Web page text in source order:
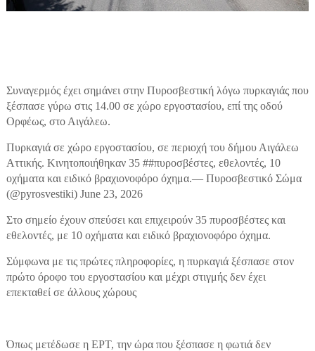
Συναγερμός έχει σημάνει στην Πυροσβεστική λόγω πυρκαγιάς που
ξέσπασε γύρω στις 14.00 σε χώρο εργοστασίου, επί της οδού
Ορφέως, στο Αιγάλεω.
Πυρκαγιά σε χώρο εργοστασίου, σε περιοχή του δήμου Αιγάλεω
Αττικής. Κινητοποιήθηκαν 35 ##πυροσβέστες, εθελοντές, 10
οχήματα και ειδικό βραχιονοφόρο όχημα.— Πυροσβεστικό Σώμα
(@pyrosvestiki) June 23, 2026
Στο σημείο έχουν σπεύσει και επιχειρούν 35 πυροσβέστες και
εθελοντές, με 10 οχήματα και ειδικό βραχιονοφόρο όχημα.
Σύμφωνα με τις πρώτες πληροφορίες, η πυρκαγιά ξέσπασε στον
πρώτο όροφο του εργοστασίου και μέχρι στιγμής δεν έχει
επεκταθεί σε άλλους χώρους
Όπως μετέδωσε η ΕΡΤ, την ώρα που ξέσπασε η φωτιά δεν